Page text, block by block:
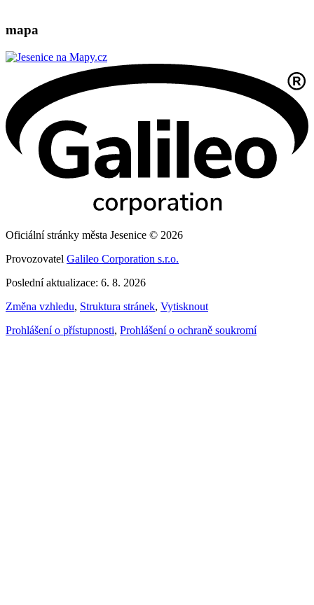
mapa
Oficiální stránky města Jesenice © 2026
Provozovatel Galileo Corporation s.r.o.
Poslední aktualizace: 6. 8. 2026
Změna vzhledu, Struktura stránek, Vytisknout
Prohlášení o přístupnosti, Prohlášení o ochraně soukromí